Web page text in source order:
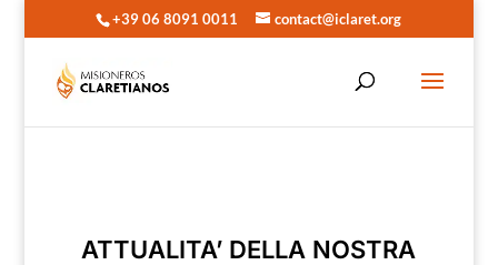
+39 06 8091 0011 contact@iclaret.org
ATTUALITA’ DELLA NOSTRA